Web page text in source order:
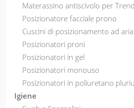
Materassino antiscivolo per
Posizionatore facciale prono
Cuscini di posizionamento ad aria
Posizionatori proni
Posizionatori in gel
Posizionatori monouso
Posizionatori in poliuretano
Igiene